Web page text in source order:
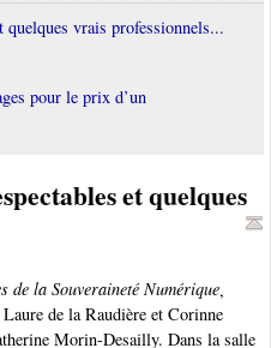
quelques vrais professionnels...
pour le prix d’un
et quelques
de la Souveraineté Numérique,
de la Raudière et Corinne
Morin-Desailly. Dans la salle